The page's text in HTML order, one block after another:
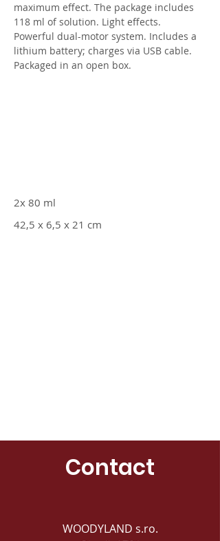
maximum effect. The package includes
118 ml of solution. Light effects.
Powerful dual-motor system. Includes a
lithium battery; charges via USB cable.
Packaged in an open box.
2x 80 ml
42,5 x 6,5 x 21 cm
Contact
WOODYLAND s.ro.